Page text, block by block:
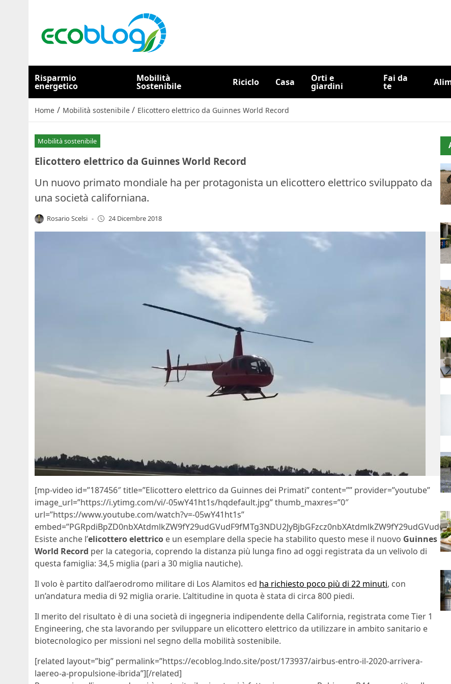
Risparmio
energetico
Mobilità
Sostenibile Riciclo Casa Orti e
giardini
Fai da
te
Home / Mobilità sostenibile / Elicottero elettrico da Guinnes World Record
Mobilità sostenibile
Elicottero elettrico da Guinnes World Record
Un nuovo primato mondiale ha per protagonista un elicottero elettrico sviluppato da
una società californiana.
Rosario Scelsi - 24 Dicembre 2018
[mp-video id=”187456″ title=”Elicottero elettrico da Guinnes dei Primati” content=”” provider=”youtube”
image_url=”https://i.ytimg.com/vi/-05wY41ht1s/hqdefault.jpg” thumb_maxres=”0″
url=”https://www.youtube.com/watch?v=-05wY41ht1s”
Esiste anche l’elicottero elettrico e un esemplare della specie ha stabilito questo mese il nuovo Guinnes
World Record per la categoria, coprendo la distanza più lunga fino ad oggi registrata da un velivolo di
questa famiglia: 34,5 miglia (pari a 30 miglia nautiche).
Il volo è partito dall’aerodromo militare di Los Alamitos ed ha richiesto poco più di 22 minuti, con
un’andatura media di 92 miglia orarie. L’altitudine in quota è stata di circa 800 piedi.
Il merito del risultato è di una società di ingegneria indipendente della California, registrata come Tier 1
Engineering, che sta lavorando per sviluppare un elicottero elettrico da utilizzare in ambito sanitario e
biotecnologico per missioni nel segno della mobilità sostenibile.
[related layout=”big” permalink=”https://ecoblog.lndo.site/post/173937/airbus-entro-il-2020-arrivera-
laereo-a-propulsione-ibrida”][/related]